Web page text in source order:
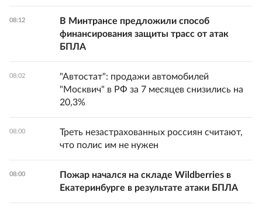
08:12
В Минтрансе предложили способ
финансирования защиты трасс от атак
БПЛА
08:02
"Автостат": продажи автомобилей
"Москвич" в РФ за 7 месяцев снизились на
20,3%
08:00
Треть незастрахованных россиян считают,
что полис им не нужен
08:00
Пожар начался на складе Wildberries в
Екатеринбурге в результате атаки БПЛА